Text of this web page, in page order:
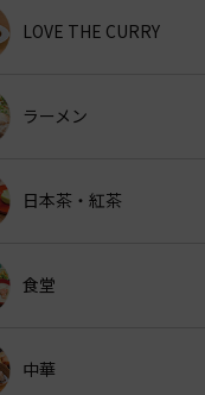
LOVE THE CURRY
ラーメン
日本茶・紅茶
食堂
中華